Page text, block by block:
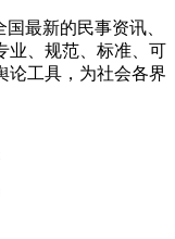
最新的民事资讯、
业、规范、标准、可
论工具，为社会各界